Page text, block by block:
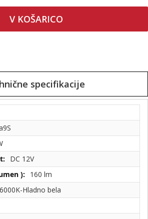
V KOŠARICO
specifikacije
DC 12V
160 lm
6000K-Hladno bela